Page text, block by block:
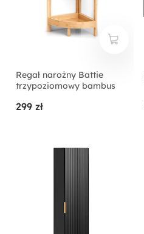
Regał narożny Battie
trzypoziomowy bambus
299 zł